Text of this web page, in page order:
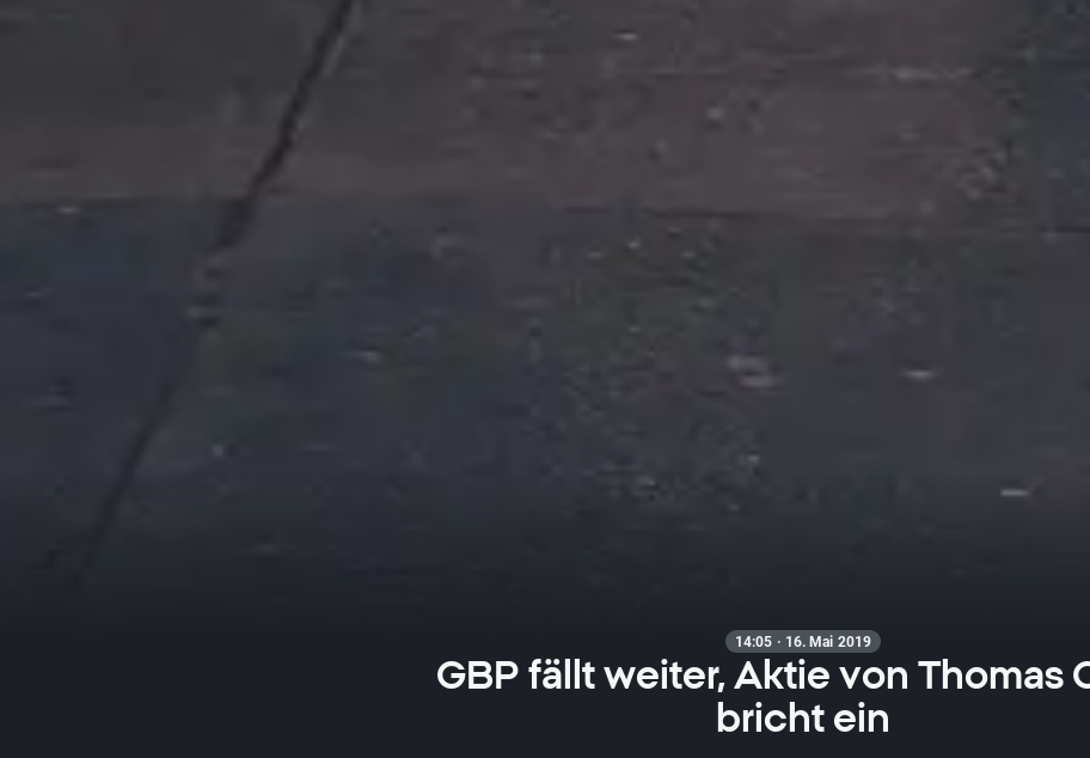
14:05 · 16. Mai 2019
GBP fällt weiter, Aktie von Thomas
bricht ein